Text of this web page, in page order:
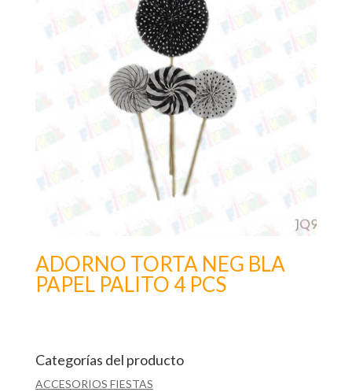
ADORNO TORTA NEG BLA
PAPEL PALITO 4 PCS
Categorías del producto
ACCESORIOS FIESTAS